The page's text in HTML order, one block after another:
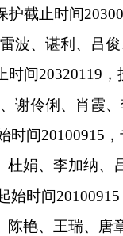
护截止时间
波、谌利、吕
时间20320119
谢伶俐、肖霞
时间20100915
杜娟、李加纳
始时间20100915
陈艳、王瑞、